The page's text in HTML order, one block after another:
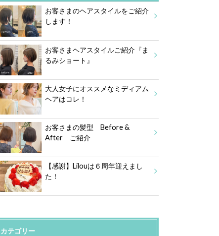
お客さまのヘアスタイルをご紹介
します！
お客さまヘアスタイルご紹介『ま
るみショート』
大人女子にオススメなミディアム
ヘアはコレ！
お客さまの髪型 Before &
After ご紹介
【感謝】Lilouは６周年迎えまし
た！
カテゴリー